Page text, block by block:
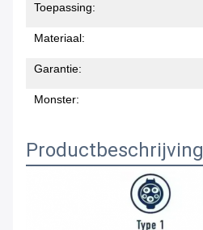
Toepassing:
Materiaal:
Garantie:
Monster:
Productbeschrijving